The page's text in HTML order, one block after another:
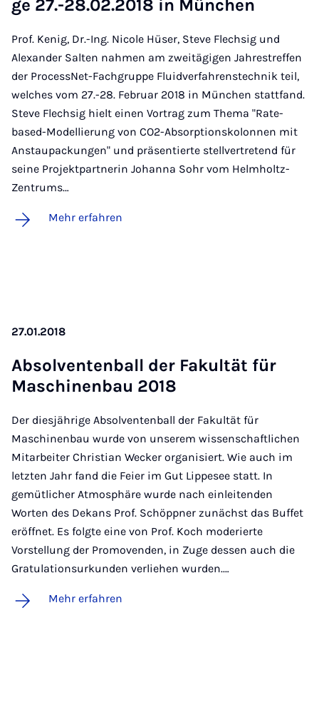
ge 27.-28.02.2018 in Mün­chen
Prof. Kenig, Dr.-Ing. Nicole Hüser, Steve Flechsig und
Alexander Salten nahmen am zweitägigen Jahrestreffen
der ProcessNet-Fachgruppe Fluidverfahrenstechnik teil,
welches vom 27.-28. Februar 2018 in München stattfand.
Steve Flechsig hielt einen Vortrag zum Thema "Rate-
based-Modellierung von CO2-Absorptionskolonnen mit
Anstaupackungen" und präsentierte stellvertretend für
seine Projektpartnerin Johanna Sohr vom Helmholtz-
Zentrums…
Mehr erfahren
27.01.2018
Ab­sol­ven­ten­ball der Fa­kul­tät für
Ma­schi­nen­bau 2018
Der diesjährige Absolventenball der Fakultät für
Maschinenbau wurde von unserem wissenschaftlichen
Mitarbeiter Christian Wecker organisiert. Wie auch im
letzten Jahr fand die Feier im Gut Lippesee statt. In
gemütlicher Atmosphäre wurde nach einleitenden
Worten des Dekans Prof. Schöppner zunächst das Buffet
eröffnet. Es folgte eine von Prof. Koch moderierte
Vorstellung der Promovenden, in Zuge dessen auch die
Gratulationsurkunden verliehen wurden.…
Mehr erfahren